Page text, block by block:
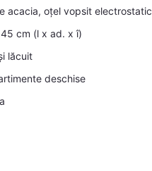
acacia, oțel vopsit electrostatic
cm (l x ad. x î)
lăcuit
deschise